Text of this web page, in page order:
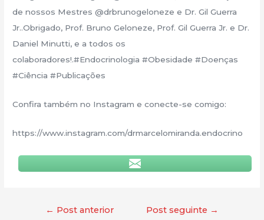
de nossos Mestres @drbrunogeloneze e Dr. Gil Guerra
Jr..Obrigado, Prof. Bruno Geloneze, Prof. Gil Guerra Jr. e Dr.
Daniel Minutti, e a todos os
colaboradores!.#Endocrinologia #Obesidade #Doenças
#Ciência #Publicações
Confira também no Instagram e conecte-se comigo:
https://www.instagram.com/drmarcelomiranda.endocrino
← Post anterior Post seguinte →